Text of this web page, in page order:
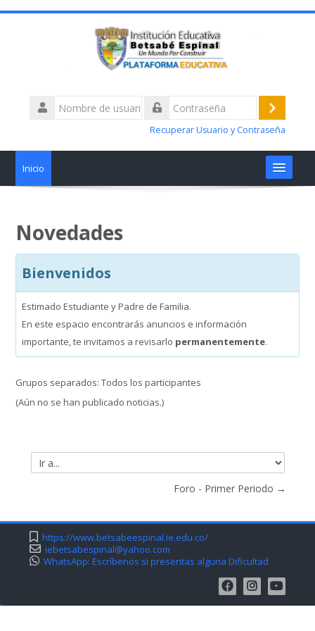
Nombre
de
Acceder
Recuperar Usuario y Contraseña
Inicio
Talleres alertas académicas
¿Tiene Dificultades?
Nosotros
SIEPE
WhatsApp Institucional
Enviar
Novedades
Bienvenidos
Estimado Estudiante y Padre de Familia.
En este espacio encontrarás anuncios e información
importante, te invitamos a revisarlo permanentemente.
Grupos separados: Todos los participantes
(Aún no se han publicado noticias.)
a...
Foro - Primer Periodo →
https://www.betsabeespinal.ie.edu.co/
iebetsabespinal@yahoo.com
WhatsApp: Escríbenos si presentas alguna Dificultad
-